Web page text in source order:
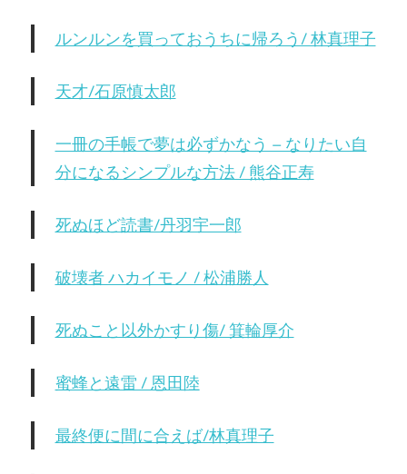
ルンルンを買っておうちに帰ろう/ 林真理子
天才/石原慎太郎
一冊の手帳で夢は必ずかなう – なりたい自
分になるシンプルな方法 / 熊谷正寿
死ぬほど読書/丹羽宇一郎
破壊者 ハカイモノ / 松浦勝人
死ぬこと以外かすり傷/ 箕輪厚介
蜜蜂と遠雷 / 恩田陸
最終便に間に合えば/林真理子